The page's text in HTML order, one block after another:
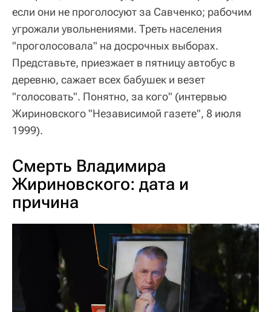
если они не проголосуют за Савченко; рабочим
угрожали увольнениями. Треть населения
"проголосовала" на досрочных выборах.
Представьте, приезжает в пятницу автобус в
деревню, сажает всех бабушек и везет
"голосовать". Понятно, за кого" (интервью
Жириновского "Независимой газете", 8 июля
1999).
Смерть Владимира
Жириновского: дата и
причина